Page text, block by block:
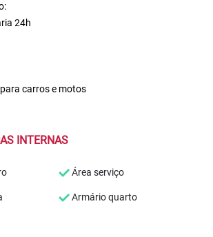
24h
carros e motos
INTERNAS
Área serviço
Armário quarto